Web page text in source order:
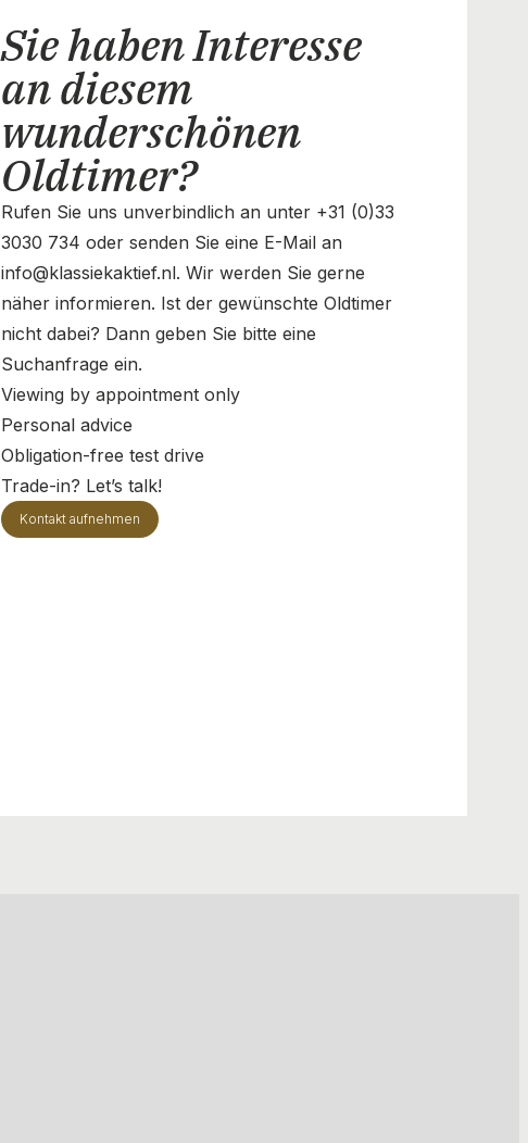
Sie haben Interesse
an diesem
wunderschönen
Oldtimer?
Rufen Sie uns unverbindlich an unter +31 (0)33
3030 734 oder senden Sie eine E-Mail an
info@klassiekaktief.nl. Wir werden Sie gerne
näher informieren. Ist der gewünschte Oldtimer
nicht dabei? Dann geben Sie bitte eine
Suchanfrage ein.
Viewing by appointment only
Personal advice
Obligation-free test drive
Trade-in? Let’s talk!
Kontakt aufnehmen